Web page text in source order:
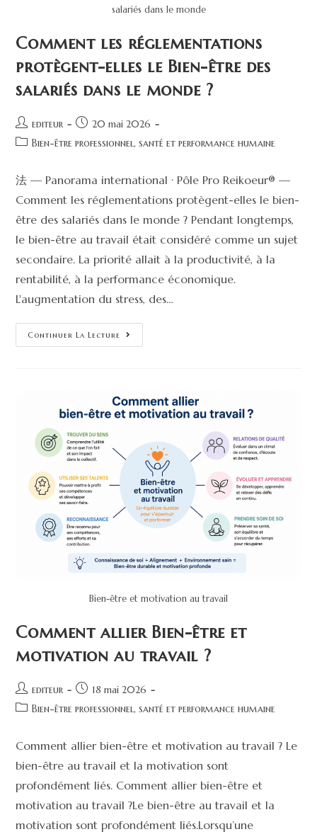
salariés dans le monde
Comment les réglementations
protègent-elles le Bien-être des
salariés dans le monde ?
editeur
20 mai 2026
Bien-être professionnel, santé et performance humaine
法 — Panorama international · Pôle Pro Reikoeur® —
Comment les réglementations protègent-elles le bien-
être des salariés dans le monde ? Pendant longtemps,
le bien-être au travail était considéré comme un sujet
secondaire. La priorité allait à la productivité, à la
rentabilité, à la performance économique.
L'augmentation du stress, des…
Continuer La Lecture
Bien-être et motivation au travail
Comment allier Bien-être et
motivation au travail ?
editeur
18 mai 2026
Bien-être professionnel, santé et performance humaine
Comment allier bien-être et motivation au travail ? Le
bien-être au travail et la motivation sont
profondément liés. Comment allier bien-être et
motivation au travail ?Le bien-être au travail et la
motivation sont profondément liés.Lorsqu’une